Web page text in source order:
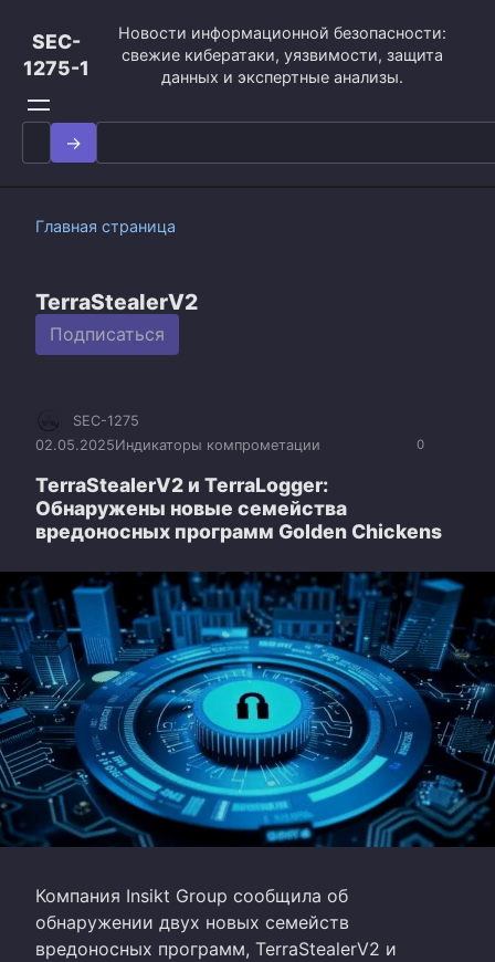
контенту
SEC-
1275-1
Новости информационной безопасности:
свежие кибератаки, уязвимости, защита
данных и экспертные анализы.
Search
for:
Главная страница
TerraStealerV2
Подписаться
0
SEC-1275
02.05.2025Индикаторы компрометации
TerraStealerV2 и TerraLogger:
Обнаружены новые семейства
вредоносных программ Golden Chickens
Компания Insikt Group сообщила об
обнаружении двух новых семейств
вредоносных программ, TerraStealerV2 и